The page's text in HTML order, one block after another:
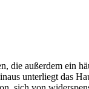
die außerdem ein
unterliegt das